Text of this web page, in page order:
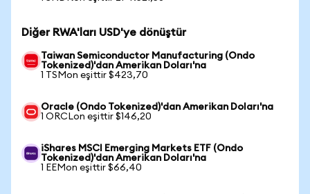
Diğer RWA'ları USD'ye dönüştür
Taiwan Semiconductor Manufacturing (Ondo
Tokenized)'dan Amerikan Doları'na
1 TSMon eşittir $423,70
Oracle (Ondo Tokenized)'dan Amerikan Doları'na
1 ORCLon eşittir $146,20
iShares MSCI Emerging Markets ETF (Ondo
Tokenized)'dan Amerikan Doları'na
1 EEMon eşittir $66,40